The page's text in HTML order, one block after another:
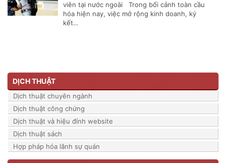
viên tại nước ngoài Trong bối cảnh toàn cầu
hóa hiện nay, việc mở rộng kinh doanh, ký
kết…
DỊCH THUẬT
Dịch thuật chuyên ngành
Dịch thuật công chứng
Dịch thuật và hiệu đính website
Dịch thuật sách
Hợp pháp hóa lãnh sự quán